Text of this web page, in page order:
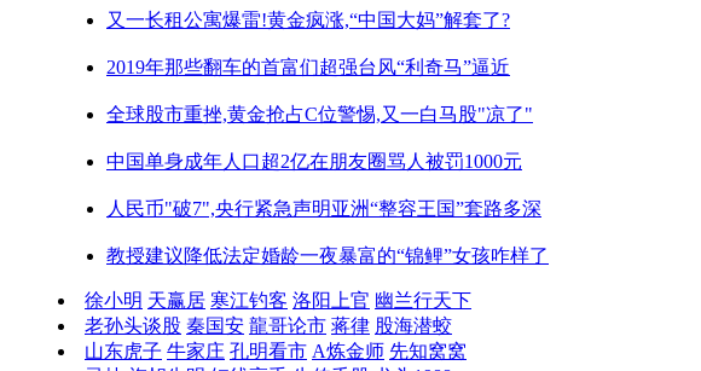
又一长租公寓爆雷!黄金疯涨,“中国大妈”解套了?
2019年那些翻车的首富们超强台风“利奇马”逼近
全球股市重挫,黄金抢占C位警惕,又一白马股"凉了"
中国单身成年人口超2亿在朋友圈骂人被罚1000元
人民币"破7",央行紧急声明亚洲“整容王国”套路多深
教授建议降低法定婚龄一夜暴富的“锦鲤”女孩咋样了
徐小明 天赢居 寒江钓客 洛阳上官 幽兰行天下
老孙头谈股 秦国安 龍哥论市 蒋律 股海潜蛟
山东虎子 牛家庄 孔明看市 A炼金师 先知窝窝